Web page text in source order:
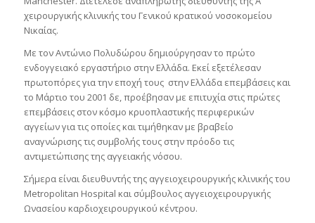
χειρουργικής κλινικής του Γενικού κρατικού νοσοκομείου
Νικαίας.
Με τον Αντώνιο Πολυδώρου δημιούργησαν το πρώτο
ενδογγειακό εργαστήριο στην Ελλάδα. Εκεί εξετέλεσαν
πρωτοπόρες για την εποχή τους στην Ελλάδα επεμβάσεις και
το Μάρτιο του 2001 δε, προέβησαν με επιτυχία στις πρώτες
επεμβάσεις στον κόσμο κρυοπλαστικής περιφερικών
αγγείων για τις οποίες και τιμήθηκαν με βραβείο
αναγνώρισης τις συμβολής τους στην πρόοδο τις
αντιμετώπισης της αγγειακής νόσου.
Σήμερα είναι διευθυντής της αγγειοχειρουργικής κλινικής του
Metropolitan Hospital και σύμβουλος αγγειοχειρουργικής
Ωνασείου καρδιοχειρουργικού κέντρου.